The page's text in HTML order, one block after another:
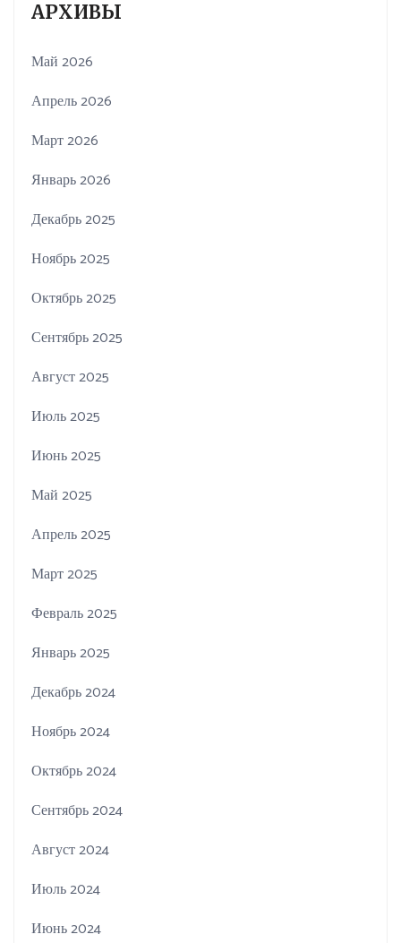
АРХИВЫ
Май 2026
Апрель 2026
Март 2026
Январь 2026
Декабрь 2025
Ноябрь 2025
Октябрь 2025
Сентябрь 2025
Август 2025
Июль 2025
Июнь 2025
Май 2025
Апрель 2025
Март 2025
Февраль 2025
Январь 2025
Декабрь 2024
Ноябрь 2024
Октябрь 2024
Сентябрь 2024
Август 2024
Июль 2024
Июнь 2024